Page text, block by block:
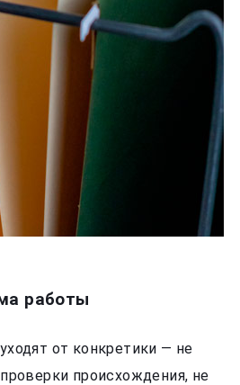
работы
от конкретики — не
происхождения, не